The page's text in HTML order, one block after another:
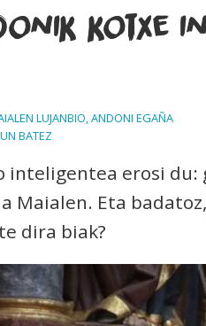
kotxe
LUJANBIO, ANDONI EGAÑA
BATEZ
inteligentea erosi
Maialen. Eta
dira biak?